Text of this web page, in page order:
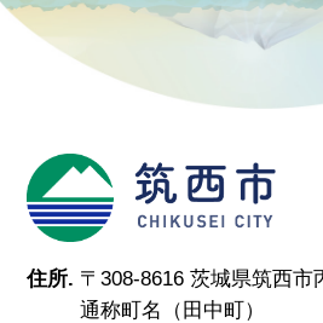
住所. 〒308-8616 茨城県筑西市
通称町名（田中町）